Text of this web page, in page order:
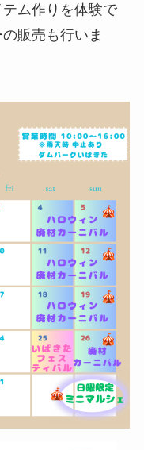
ム作りを体験で
販売も行いま